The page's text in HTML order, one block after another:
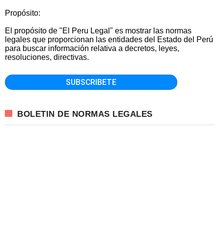
Propósito:
El propósito de "El Peru Legal" es mostrar las normas
legales que proporcionan las entidades del Estado del Perú
para buscar información relativa a decretos, leyes,
resoluciones, directivas.
BOLETIN DE NORMAS LEGALES